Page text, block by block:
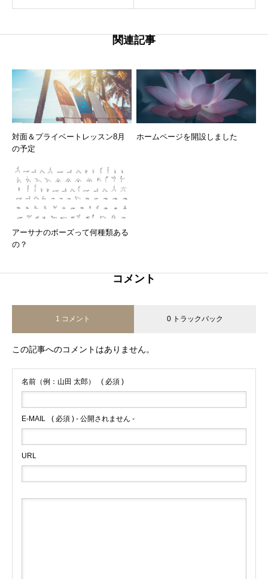
関連記事
対面＆プライベートレッスン8月
の予定
ホームページを開設しました
アーサナのポーズって何種類ある
の？
コメント
1 コメント 0 トラックバック
この記事へのコメントはありません。
名前（例：山田 太郎） ( 必須 )
E-MAIL ( 必須 ) - 公開されません -
URL